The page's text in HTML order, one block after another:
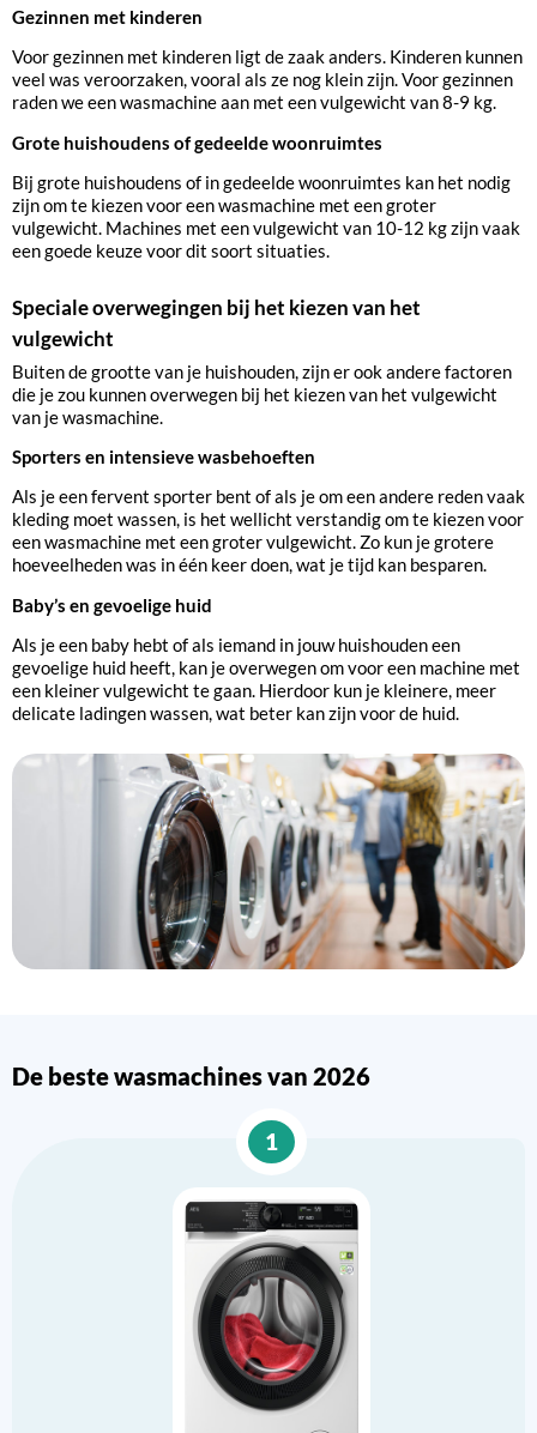
Gezinnen met kinderen
Voor gezinnen met kinderen ligt de zaak anders. Kinderen kunnen
veel was veroorzaken, vooral als ze nog klein zijn. Voor gezinnen
raden we een wasmachine aan met een vulgewicht van 8-9 kg.
Grote huishoudens of gedeelde woonruimtes
Bij grote huishoudens of in gedeelde woonruimtes kan het nodig
zijn om te kiezen voor een wasmachine met een groter
vulgewicht. Machines met een vulgewicht van 10-12 kg zijn vaak
een goede keuze voor dit soort situaties.
Speciale overwegingen bij het kiezen van het
vulgewicht
Buiten de grootte van je huishouden, zijn er ook andere factoren
die je zou kunnen overwegen bij het kiezen van het vulgewicht
van je wasmachine.
Sporters en intensieve wasbehoeften
Als je een fervent sporter bent of als je om een andere reden vaak
kleding moet wassen, is het wellicht verstandig om te kiezen voor
een wasmachine met een groter vulgewicht. Zo kun je grotere
hoeveelheden was in één keer doen, wat je tijd kan besparen.
Baby’s en gevoelige huid
Als je een baby hebt of als iemand in jouw huishouden een
gevoelige huid heeft, kan je overwegen om voor een machine met
een kleiner vulgewicht te gaan. Hierdoor kun je kleinere, meer
delicate ladingen wassen, wat beter kan zijn voor de huid.
De beste wasmachines van 2026
1